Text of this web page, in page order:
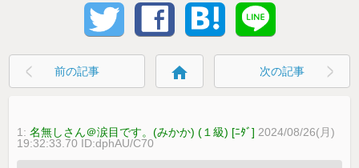
前の記事 home 次の記事
1:名無しさん＠涙目です。(みかか) (１級) [ﾆﾀﾞ] 2024/08/26(月)
19:32:33.70 ID:dphAU/C70